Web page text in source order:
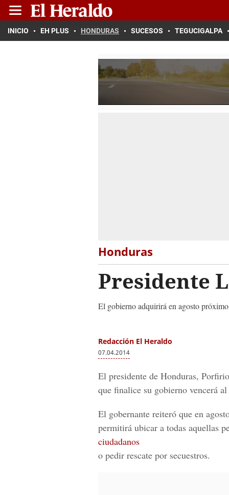
INICIO EH PLUS HONDURAS SUCESOS TEGUCIGALPA
Honduras
Presidente
El gobierno adquirirá en agosto
Redacción El Heraldo
07.04.2014
El presidente de Honduras,
que finalice su gobierno vencerá
El gobernante reiteró que en
permitirá ubicar a todas aquellas
ciudadanos
o pedir rescate por secuestros.